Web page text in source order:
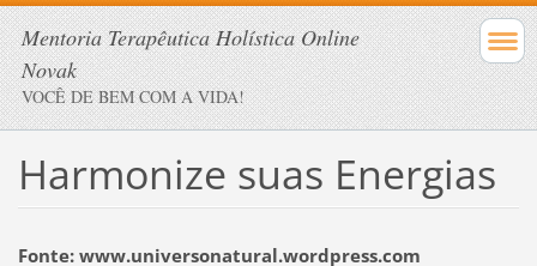
Mentoria Terapêutica Holística Online
Novak
VOCÊ DE BEM COM A VIDA!
Harmonize suas Energias
Fonte: www.universonatural.wordpress.com